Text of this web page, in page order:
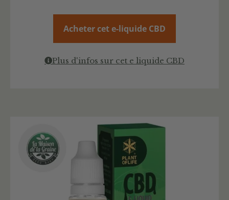
Acheter cet e-liquide CBD
Plus d'infos sur cet e liquide CBD